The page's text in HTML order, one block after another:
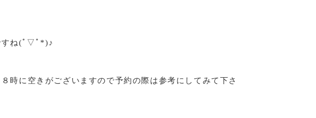
すね(ﾟ▽ﾟ*)♪
時に空きがございますので予約の際は参考にしてみて下さ